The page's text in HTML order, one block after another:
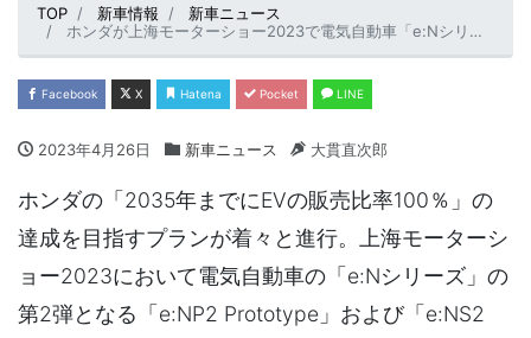
TOP 新車情報
新車ニュース
ホンダが上海モーターショー2023で電気自動車「e:Nシリーズ」の第2弾と第3弾を世界初公開
Facebook X Hatena Pocket LINE
2023年4月26日 新車ニュース 大貫直次郎
ホンダの「2035年までにEVの販売比率100％」の
達成を目指すプランが着々と進行。上海モーターシ
ョー2023において電気自動車の「e:Nシリーズ」の
第2弾となる「e:NP2 Prototype」および「e:NS2